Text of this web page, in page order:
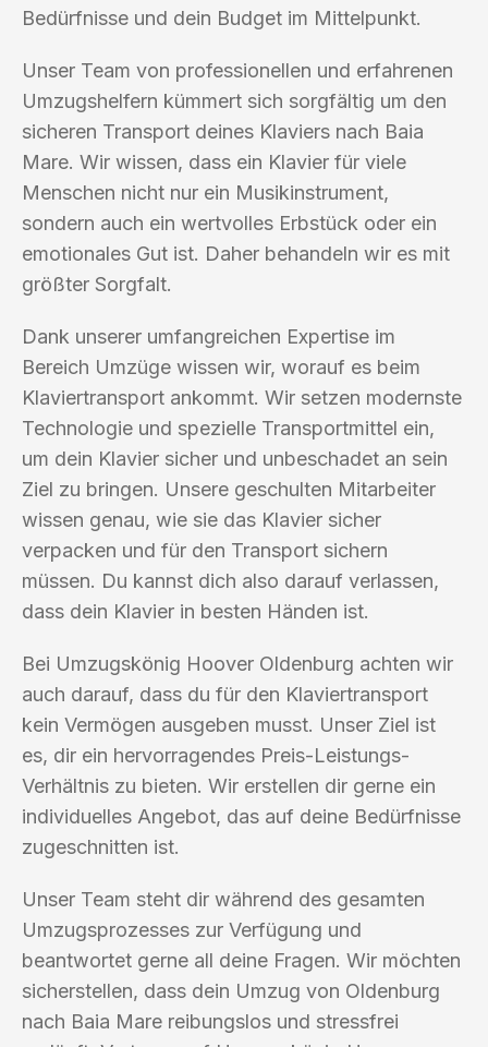
Bedürfnisse und dein Budget im Mittelpunkt.
Unser Team von professionellen und erfahrenen
Umzugshelfern kümmert sich sorgfältig um den
sicheren Transport deines Klaviers nach Baia
Mare. Wir wissen, dass ein Klavier für viele
Menschen nicht nur ein Musikinstrument,
sondern auch ein wertvolles Erbstück oder ein
emotionales Gut ist. Daher behandeln wir es mit
größter Sorgfalt.
Dank unserer umfangreichen Expertise im
Bereich Umzüge wissen wir, worauf es beim
Klaviertransport ankommt. Wir setzen modernste
Technologie und spezielle Transportmittel ein,
um dein Klavier sicher und unbeschadet an sein
Ziel zu bringen. Unsere geschulten Mitarbeiter
wissen genau, wie sie das Klavier sicher
verpacken und für den Transport sichern
müssen. Du kannst dich also darauf verlassen,
dass dein Klavier in besten Händen ist.
Bei Umzugskönig Hoover Oldenburg achten wir
auch darauf, dass du für den Klaviertransport
kein Vermögen ausgeben musst. Unser Ziel ist
es, dir ein hervorragendes Preis-Leistungs-
Verhältnis zu bieten. Wir erstellen dir gerne ein
individuelles Angebot, das auf deine Bedürfnisse
zugeschnitten ist.
Unser Team steht dir während des gesamten
Umzugsprozesses zur Verfügung und
beantwortet gerne all deine Fragen. Wir möchten
sicherstellen, dass dein Umzug von Oldenburg
nach Baia Mare reibungslos und stressfrei